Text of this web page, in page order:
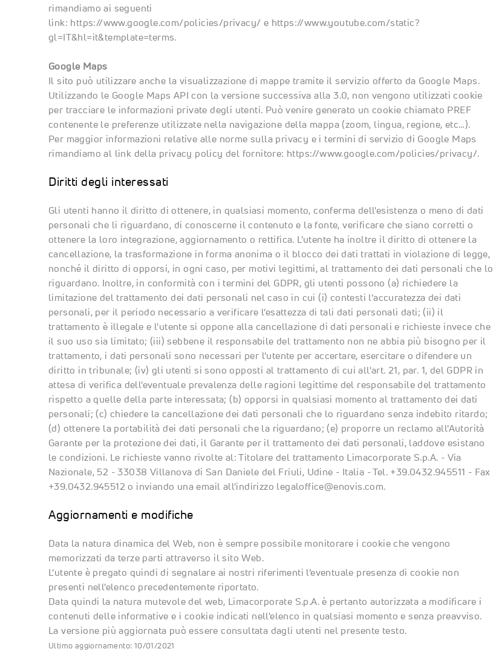
rimandiamo ai seguenti
link: https://www.google.com/policies/privacy/ e https://www.youtube.com/static?
gl=IT&hl=it&template=terms.
Google Maps
Il sito può utilizzare anche la visualizzazione di mappe tramite il servizio offerto da Google Maps.
Utilizzando le Google Maps API con la versione successiva alla 3.0, non vengono utilizzati cookie
per tracciare le informazioni private degli utenti. Può venire generato un cookie chiamato PREF
contenente le preferenze utilizzate nella navigazione della mappa (zoom, lingua, regione, etc…).
Per maggior informazioni relative alle norme sulla privacy e i termini di servizio di Google Maps
rimandiamo al link della privacy policy del fornitore: https://www.google.com/policies/privacy/.
Diritti degli interessati
Gli utenti hanno il diritto di ottenere, in qualsiasi momento, conferma dell'esistenza o meno di dati
personali che li riguardano, di conoscerne il contenuto e la fonte, verificare che siano corretti o
ottenere la loro integrazione, aggiornamento o rettifica. L'utente ha inoltre il diritto di ottenere la
cancellazione, la trasformazione in forma anonima o il blocco dei dati trattati in violazione di legge,
nonché il diritto di opporsi, in ogni caso, per motivi legittimi, al trattamento dei dati personali che lo
riguardano. Inoltre, in conformità con i termini del GDPR, gli utenti possono (a) richiedere la
limitazione del trattamento dei dati personali nel caso in cui (i) contesti l'accuratezza dei dati
personali, per il periodo necessario a verificare l'esattezza di tali dati personali dati; (ii) il
trattamento è illegale e l'utente si oppone alla cancellazione di dati personali e richieste invece che
il suo uso sia limitato; (iii) sebbene il responsabile del trattamento non ne abbia più bisogno per il
trattamento, i dati personali sono necessari per l'utente per accertare, esercitare o difendere un
diritto in tribunale; (iv) gli utenti si sono opposti al trattamento di cui all'art. 21, par. 1, del GDPR in
attesa di verifica dell'eventuale prevalenza delle ragioni legittime del responsabile del trattamento
rispetto a quelle della parte interessata; (b) opporsi in qualsiasi momento al trattamento dei dati
personali; (c) chiedere la cancellazione dei dati personali che lo riguardano senza indebito ritardo;
(d) ottenere la portabilità dei dati personali che la riguardano; (e) proporre un reclamo all'Autorità
Garante per la protezione dei dati, il Garante per il trattamento dei dati personali, laddove esistano
le condizioni. Le richieste vanno rivolte al: Titolare del trattamento Limacorporate S.p.A. - Via
Nazionale, 52 - 33038 Villanova di San Daniele del Friuli, Udine - Italia - Tel. +39.0432.945511 - Fax
+39.0432.945512 o inviando una email all'indirizzo legaloffice@enovis.com.
Aggiornamenti e modifiche
Data la natura dinamica del Web, non è sempre possibile monitorare i cookie che vengono
memorizzati da terze parti attraverso il sito Web.
L'utente è pregato quindi di segnalare ai nostri riferimenti l’eventuale presenza di cookie non
presenti nell'elenco precedentemente riportato.
Data quindi la natura mutevole del web, Limacorporate S.p.A. è pertanto autorizzata a modificare i
contenuti delle informative e i cookie indicati nell'elenco in qualsiasi momento e senza preavviso.
La versione più aggiornata può essere consultata dagli utenti nel presente testo.
Ultimo aggiornamento: 10/01/2021